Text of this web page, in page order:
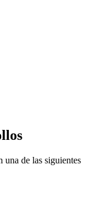
una de las siguientes